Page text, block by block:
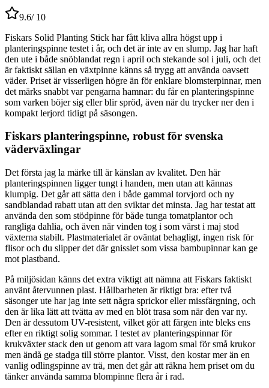
9.6/ 10
Fiskars Solid Planting Stick har fått kliva allra högst upp i
planteringspinne testet i år, och det är inte av en slump. Jag har haft
den ute i både snöblandat regn i april och stekande sol i juli, och det
är faktiskt sällan en växtpinne känns så trygg att använda oavsett
väder. Priset är visserligen högre än för enklare blomsterpinnar, men
det märks snabbt var pengarna hamnar: du får en planteringspinne
som varken böjer sig eller blir spröd, även när du trycker ner den i
kompakt lerjord tidigt på säsongen.
Fiskars planteringspinne, robust för svenska
väderväxlingar
Det första jag la märke till är känslan av kvalitet. Den här
planteringspinnen ligger tungt i handen, men utan att kännas
klumpig. Det går att sätta den i både gammal torvjord och ny
sandblandad rabatt utan att den sviktar det minsta. Jag har testat att
använda den som stödpinne för både tunga tomatplantor och
rangliga dahlia, och även när vinden tog i som värst i maj stod
växterna stabilt. Plastmaterialet är oväntat behagligt, ingen risk för
flisor och du slipper det där gnisslet som vissa bambupinnar kan ge
mot plastband.
På miljösidan känns det extra viktigt att nämna att Fiskars faktiskt
använt återvunnen plast. Hållbarheten är riktigt bra: efter två
säsonger ute har jag inte sett några sprickor eller missfärgning, och
den är lika lätt att tvätta av med en blöt trasa som när den var ny.
Den är dessutom UV-resistent, vilket gör att färgen inte bleks ens
efter en riktigt solig sommar. I testet av planteringspinnar för
krukväxter stack den ut genom att vara lagom smal för små krukor
men ändå ge stadga till större plantor. Visst, den kostar mer än en
vanlig odlingspinne av trä, men det går att räkna hem priset om du
tänker använda samma blompinne flera år i rad.